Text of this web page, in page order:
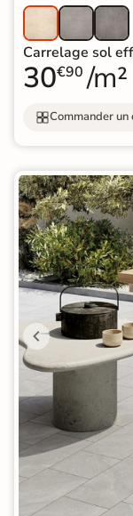
Carrelage sol
30€90 /m²
Commander